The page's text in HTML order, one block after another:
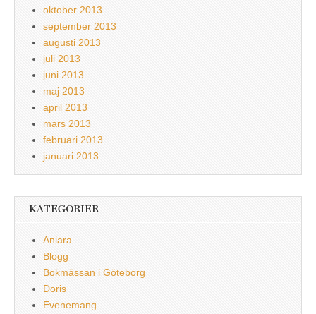
oktober 2013
september 2013
augusti 2013
juli 2013
juni 2013
maj 2013
april 2013
mars 2013
februari 2013
januari 2013
KATEGORIER
Aniara
Blogg
Bokmässan i Göteborg
Doris
Evenemang